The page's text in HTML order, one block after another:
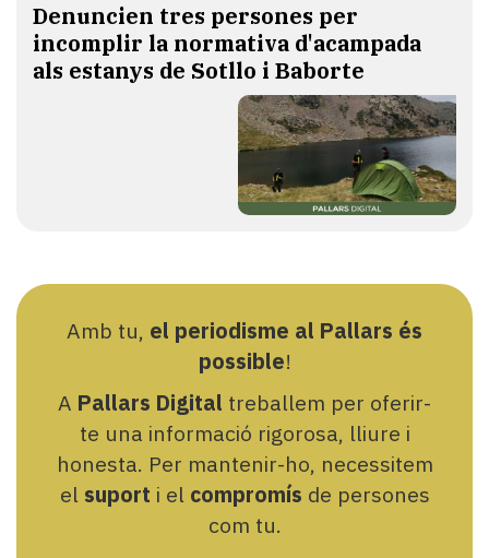
Denuncien tres persones per
incomplir la normativa d'acampada
als estanys de Sotllo i Baborte
Amb tu, el periodisme al Pallars és
possible!
A Pallars Digital treballem per oferir-
te una informació rigorosa, lliure i
honesta. Per mantenir-ho, necessitem
el suport i el compromís de persones
com tu.